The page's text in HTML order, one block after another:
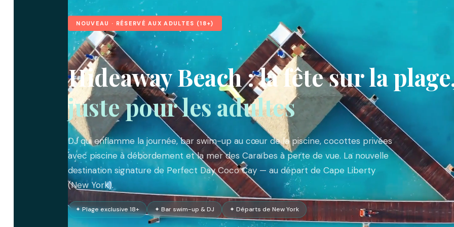
NOUVEAU · RÉSERVÉ AUX ADULTES (18+)
Hideaway Beach : la fête sur la
juste pour les adultes
DJ qui enflamme la journée, bar swim-up au cœur de la piscine, cocottes privées
avec piscine à débordement et la mer des Caraïbes à perte de vue. La nouvelle
destination signature de Perfect Day Coco Cay — au départ de Cape Liberty
(New York).
✦ Plage exclusive 18+ ✦ Bar swim-up & DJ ✦ Départs de New York